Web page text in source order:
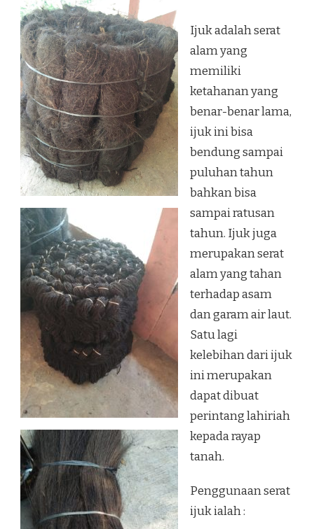
Ijuk adalah serat
alam yang
memiliki
ketahanan yang
benar-benar lama,
ijuk ini bisa
bendung sampai
puluhan tahun
bahkan bisa
sampai ratusan
tahun. Ijuk juga
merupakan serat
alam yang tahan
terhadap asam
dan garam air laut.
Satu lagi
kelebihan dari ijuk
ini merupakan
dapat dibuat
perintang lahiriah
kepada rayap
tanah.
Penggunaan serat
ijuk ialah :